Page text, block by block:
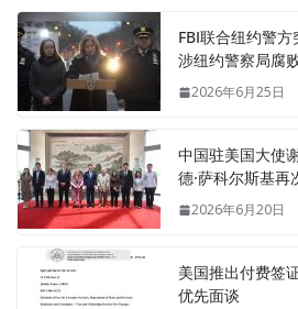
FBI联合纽约警
涉纽约警察局腐
2026年6月25日
中国驻美国大使
德·萨科尔斯基再
2026年6月20日
美国推出付费签
优先面谈